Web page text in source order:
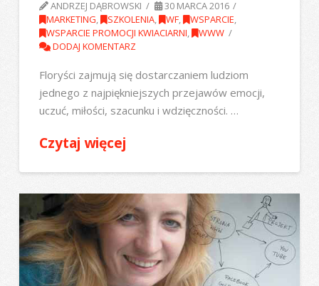
ANDRZEJ DĄBROWSKI
30 MARCA 2016
MARKETING, SZKOLENIA, WF, WSPARCIE,
WSPARCIE PROMOCJI KWIACIARNI, WWW
DODAJ KOMENTARZ
Floryści zajmują się dostarczaniem ludziom
jednego z najpiękniejszych przejawów emocji,
uczuć, miłości, szacunku i wdzięczności. …
Czytaj więcej